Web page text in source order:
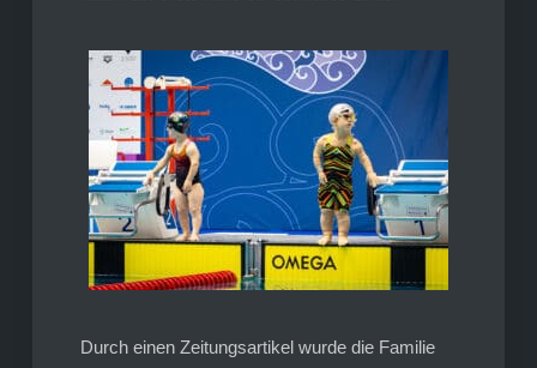
Durch einen Zeitungsartikel wurde die Familie